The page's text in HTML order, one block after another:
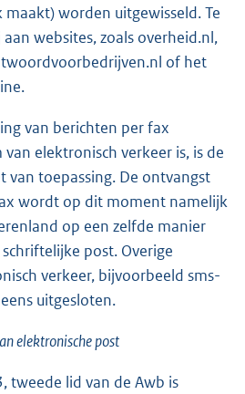
worden uitgewisseld. Te
websites, zoals overheid.nl,
of het
van berichten per fax
elektronisch verkeer is, is de
van toepassing. De ontvangst
wordt op dit moment namelijk
op een zelfde manier
post. Overige
verkeer, bijvoorbeeld sms-
uitgesloten.
elektronische post
tweede lid van de Awb is